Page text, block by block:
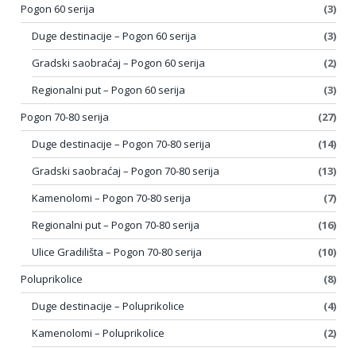
Pogon 60 serija
(3)
Duge destinacije – Pogon 60 serija
(3)
Gradski saobraćaj – Pogon 60 serija
(2)
Regionalni put – Pogon 60 serija
(3)
Pogon 70-80 serija
(27)
Duge destinacije – Pogon 70-80 serija
(14)
Gradski saobraćaj – Pogon 70-80 serija
(13)
Kamenolomi – Pogon 70-80 serija
(7)
Regionalni put – Pogon 70-80 serija
(16)
Ulice Gradilišta – Pogon 70-80 serija
(10)
Poluprikolice
(8)
Duge destinacije – Poluprikolice
(4)
Kamenolomi – Poluprikolice
(2)